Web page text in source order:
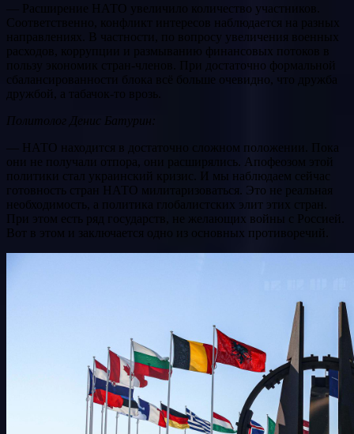
— Расширение НАТО увеличило количество участников.
Соответственно, конфликт интересов наблюдается на разных
направлениях. В частности, по вопросу увеличения военных
расходов, коррупции и размыванию финансовых потоков в
пользу экономик стран-членов. При достаточно формальной
сбалансированности блока всё больше очевидно, что дружба
дружбой, а табачок-то врозь.
Политолог Денис Батурин:
— НАТО находится в достаточно сложном положении. Пока
они не получали отпора, они расширялись. Апофеозом этой
политики стал украинский кризис. И мы наблюдаем сейчас
готовность стран НАТО милитаризоваться. Это не реальная
необходимость, а политика глобалистских элит этих стран.
При этом есть ряд государств, не желающих войны с Россией.
Вот в этом и заключается одно из основных противоречий.